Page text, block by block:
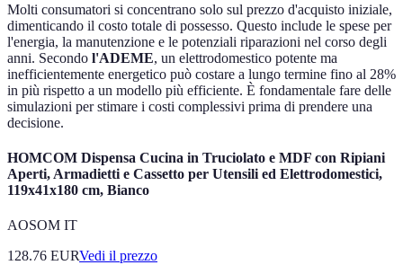
Molti consumatori si concentrano solo sul prezzo d'acquisto iniziale,
dimenticando il costo totale di possesso. Questo include le spese per
l'energia, la manutenzione e le potenziali riparazioni nel corso degli
anni. Secondo l'ADEME, un elettrodomestico potente ma
inefficientemente energetico può costare a lungo termine fino al 28%
in più rispetto a un modello più efficiente. È fondamentale fare delle
simulazioni per stimare i costi complessivi prima di prendere una
decisione.
HOMCOM Dispensa Cucina in Truciolato e MDF con Ripiani
Aperti, Armadietti e Cassetto per Utensili ed Elettrodomestici,
119x41x180 cm, Bianco
AOSOM IT
128.76 EURVedi il prezzo